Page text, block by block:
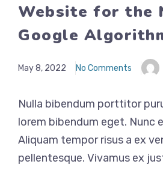
Website for the
Google
May 8, 2022 No Comments
Nulla bibendum porttitor
lorem bibendum eget. Nunc
Aliquam tempor risus a ex
pellentesque. Vivamus ex